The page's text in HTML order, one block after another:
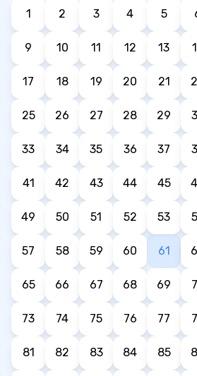
1 2 3 4 5
9 10 11 12 13
17 18 19 20 21
25 26 27 28 29
33 34 35 36 37
41 42 43 44 45
49 50 51 52 53
57 58 59 60 61
65 66 67 68 69
73 74 75 76 77
81 82 83 84 85